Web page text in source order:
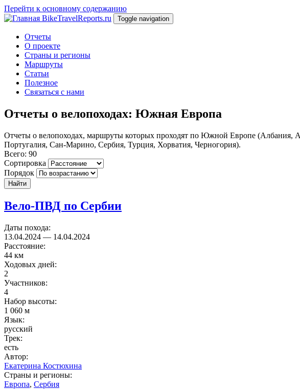
Перейти к основному содержанию
BikeTravelReports.ru
Toggle navigation
Отчеты
О проекте
Страны и регионы
Маршруты
Статьи
Полезное
Связаться с нами
Отчеты о велопоходах: Южная Европа
Отчеты о велопоходах, маршруты которых проходят по Южной Европе (Албания,
Португалия, Сан-Марино, Сербия, Турция, Хорватия, Черногория).
Всего: 90
Сортировка
Порядок
Найти
Вело-ПВД по Сербии
Даты похода:
13.04.2024 — 14.04.2024
Расстояние:
44 км
Ходовых дней:
2
Участников:
4
Набор высоты:
1 060 м
Язык:
русский
Трек:
есть
Автор:
Екатерина Костюхина
Страны и регионы:
Европа, Сербия